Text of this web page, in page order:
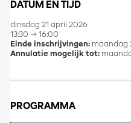
DATUM EN TIJD
dinsdag 21 april 2026
13:30 ⇾ 16:00
Einde inschrijvingen: maandag
Annulatie mogelijk tot:
PROGRAMMA